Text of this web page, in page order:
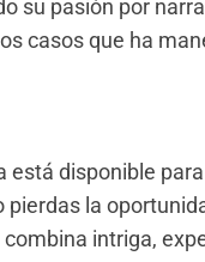
su pasión por
casos que ha
está disponible
la
intriga,